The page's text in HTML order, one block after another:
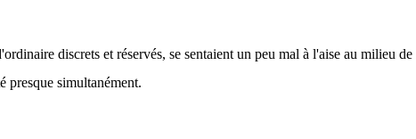
discrets et réservés, se sentaient un peu mal à l'aise au milieu de
presque simultanément.